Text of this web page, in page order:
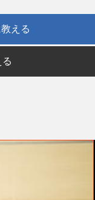
える